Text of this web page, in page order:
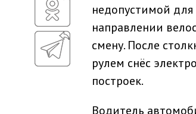
недопустимой для
направлении
смену. После
рулем снёс
построек.
Водитель